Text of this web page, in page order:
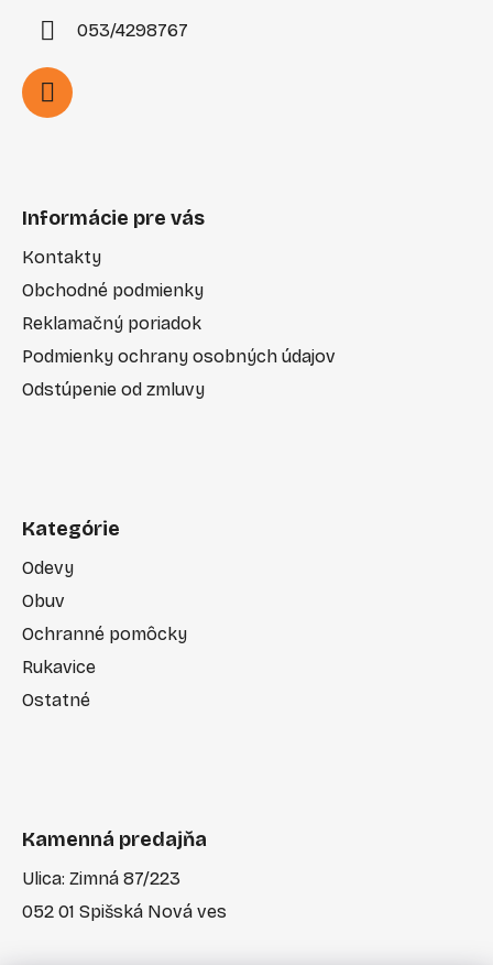
053/4298767
Informácie pre vás
Kontakty
Obchodné podmienky
Reklamačný poriadok
Podmienky ochrany osobných údajov
Odstúpenie od zmluvy
Kategórie
Odevy
Obuv
Ochranné pomôcky
Rukavice
Ostatné
Kamenná predajňa
Ulica: Zimná 87/223
052 01 Spišská Nová ves